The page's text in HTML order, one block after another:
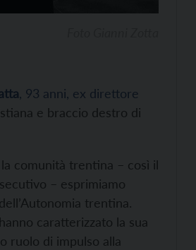
, 93 anni, ex direttore
e braccio destro di
comunità trentina – così il
– esprimiamo
trentina.
hanno caratterizzato la sua
ruolo di impulso alla